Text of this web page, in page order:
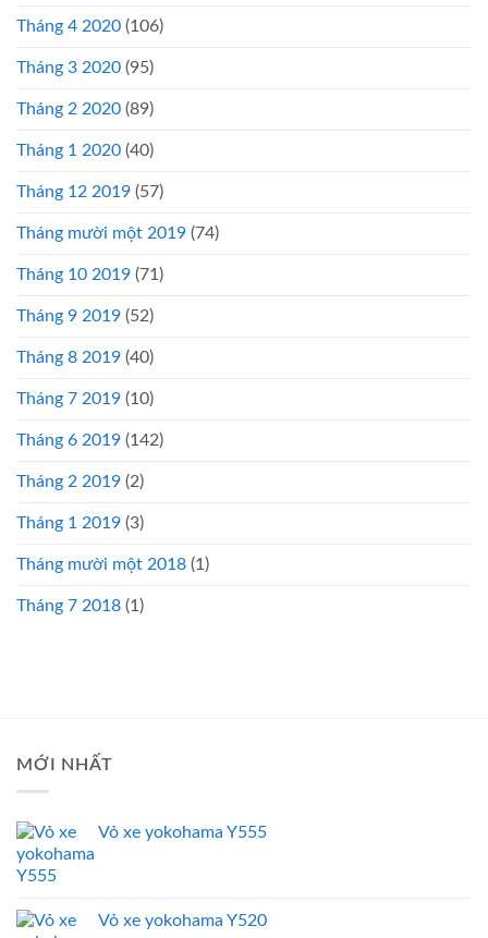
Tháng 4 2020 (106)
Tháng 3 2020 (95)
Tháng 2 2020 (89)
Tháng 1 2020 (40)
Tháng 12 2019 (57)
Tháng mười một 2019 (74)
Tháng 10 2019 (71)
Tháng 9 2019 (52)
Tháng 8 2019 (40)
Tháng 7 2019 (10)
Tháng 6 2019 (142)
Tháng 2 2019 (2)
Tháng 1 2019 (3)
Tháng mười một 2018 (1)
Tháng 7 2018 (1)
MỚI NHẤT
Vỏ xe yokohama Y555
Vỏ xe yokohama Y520